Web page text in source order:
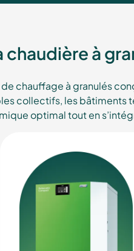
chaudière à
chauffage à granulés
collectifs, les
optimal tout en